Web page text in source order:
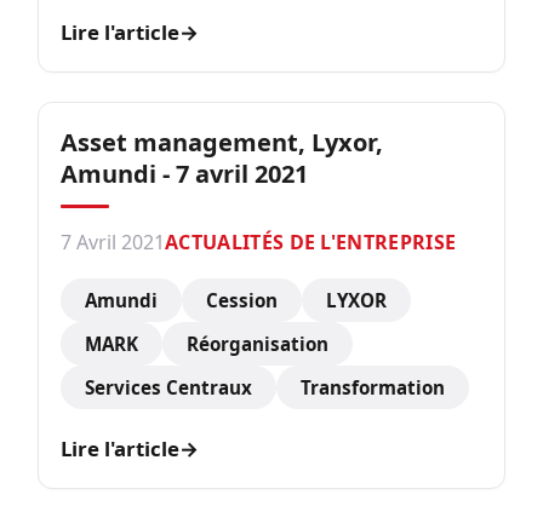
Lire l'article→
Asset management, Lyxor,
Amundi - 7 avril 2021
7 Avril 2021ACTUALITÉS DE L'ENTREPRISE
Amundi Cession
LYXOR
MARK
Réorganisation
Services Centraux
Transformation
Lire l'article→